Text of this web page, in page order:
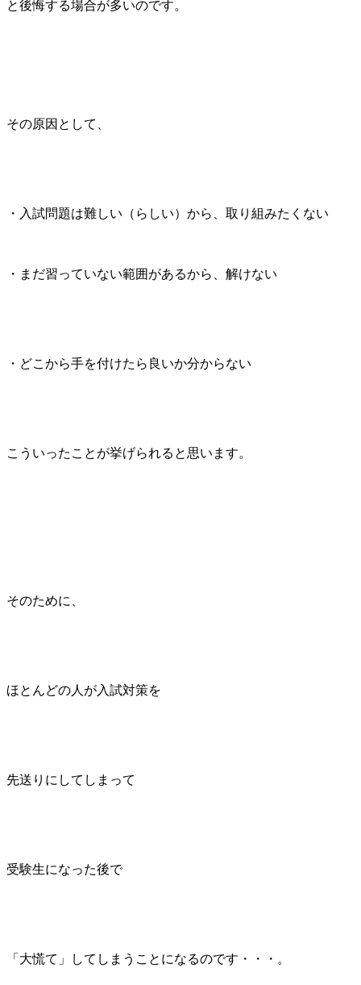
と後悔する場合が多いのです。
その原因として、
・入試問題は難しい（らしい）から、取り組みたくない
・まだ習っていない範囲があるから、解けない
・どこから手を付けたら良いか分からない
こういったことが挙げられると思います。
そのために、
ほとんどの人が入試対策を
先送りにしてしまって
受験生になった後で
「大慌て」してしまうことになるのです・・・。